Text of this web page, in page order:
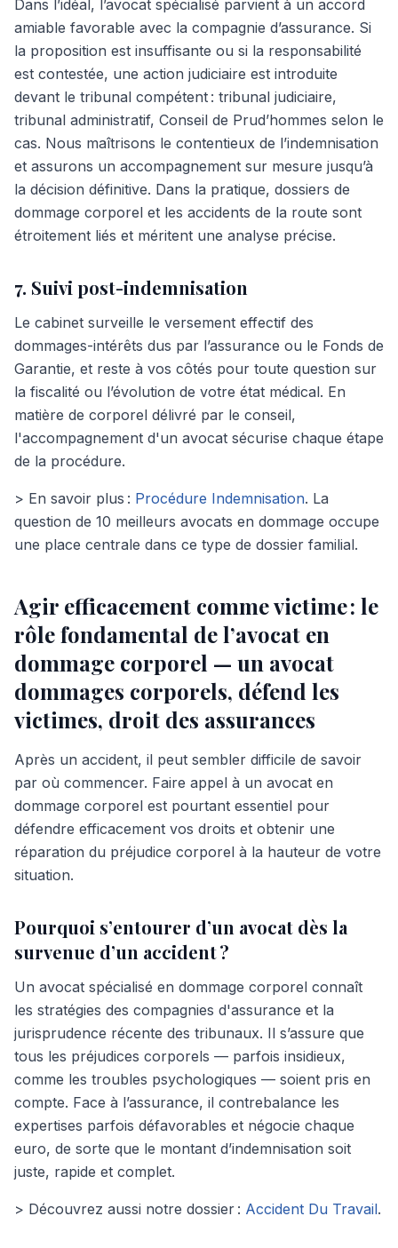
Dans l’idéal, l’avocat spécialisé parvient à un accord
amiable favorable avec la compagnie d’assurance. Si
la proposition est insuffisante ou si la responsabilité
est contestée, une action judiciaire est introduite
devant le tribunal compétent : tribunal judiciaire,
tribunal administratif, Conseil de Prud’hommes selon le
cas. Nous maîtrisons le contentieux de l’indemnisation
et assurons un accompagnement sur mesure jusqu’à
la décision définitive. Dans la pratique, dossiers de
dommage corporel et les accidents de la route sont
étroitement liés et méritent une analyse précise.
7. Suivi post-indemnisation
Le cabinet surveille le versement effectif des
dommages-intérêts dus par l’assurance ou le Fonds de
Garantie, et reste à vos côtés pour toute question sur
la fiscalité ou l’évolution de votre état médical. En
matière de corporel délivré par le conseil,
l'accompagnement d'un avocat sécurise chaque étape
de la procédure.
> En savoir plus : Procédure Indemnisation. La
question de 10 meilleurs avocats en dommage occupe
une place centrale dans ce type de dossier familial.
Agir efficacement comme victime : le
rôle fondamental de l’avocat en
dommage corporel — un avocat
dommages corporels, défend les
victimes, droit des assurances
Après un accident, il peut sembler difficile de savoir
par où commencer. Faire appel à un avocat en
dommage corporel est pourtant essentiel pour
défendre efficacement vos droits et obtenir une
réparation du préjudice corporel à la hauteur de votre
situation.
Pourquoi s’entourer d’un avocat dès la
survenue d’un accident ?
Un avocat spécialisé en dommage corporel connaît
les stratégies des compagnies d'assurance et la
jurisprudence récente des tribunaux. Il s’assure que
tous les préjudices corporels — parfois insidieux,
comme les troubles psychologiques — soient pris en
compte. Face à l’assurance, il contrebalance les
expertises parfois défavorables et négocie chaque
euro, de sorte que le montant d’indemnisation soit
juste, rapide et complet.
> Découvrez aussi notre dossier : Accident Du Travail.